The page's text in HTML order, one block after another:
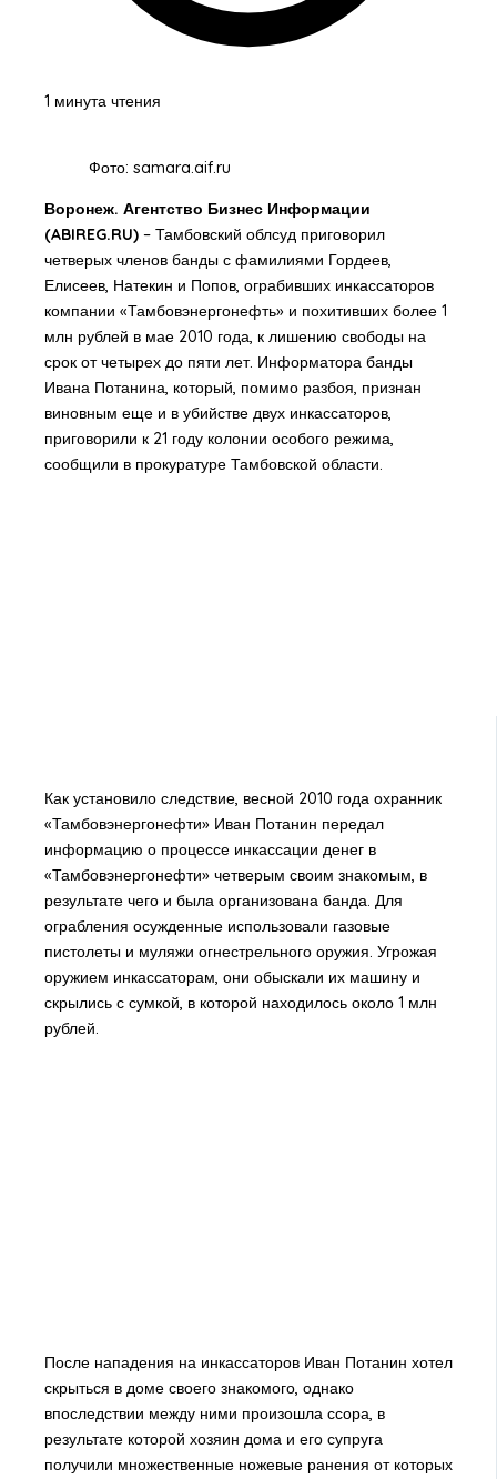
1 минута чтения
Фото: samara.aif.ru
Воронеж. Агентство Бизнес Информации
(ABIREG.RU)– Тамбовский облсуд приговорил
четверых членов банды с фамилиями Гордеев,
Елисеев, Натекин и Попов, ограбивших инкассаторов
компании «Тамбовэнергонефть» и похитивших более 1
млн рублей в мае 2010 года, к лишению свободы на
срок от четырех до пяти лет. Информатора банды
Ивана Потанина, который, помимо разбоя, признан
виновным еще и в убийстве двух инкассаторов,
приговорили к 21 году колонии особого режима,
сообщили в прокуратуре Тамбовской области.
Как установило следствие, весной 2010 года охранник
«Тамбовэнергонефти» Иван Потанин передал
информацию о процессе инкассации денег в
«Тамбовэнергонефти» четверым своим знакомым, в
результате чего и была организована банда. Для
ограбления осужденные использовали газовые
пистолеты и муляжи огнестрельного оружия. Угрожая
оружием инкассаторам, они обыскали их машину и
скрылись с сумкой, в которой находилось около 1 млн
рублей.
После нападения на инкассаторов Иван Потанин хотел
скрыться в доме своего знакомого, однако
впоследствии между ними произошла ссора, в
результате которой хозяин дома и его супруга
получили множественные ножевые ранения от которых